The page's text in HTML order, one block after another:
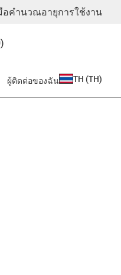
อคำนวณอายุการใช้งาน
ผู้ติดต่อของฉัน TH (TH)